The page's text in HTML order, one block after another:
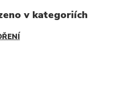
v kategoriích